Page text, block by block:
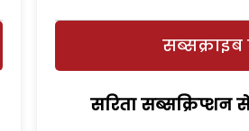
सरिता सब्सक्रिप्शन